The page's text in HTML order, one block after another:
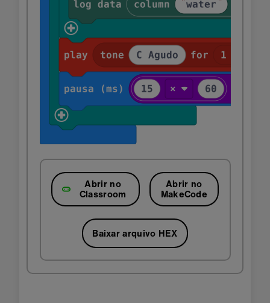
Abrir no
Classroom
Abrir no
MakeCode
Baixar arquivo HEX